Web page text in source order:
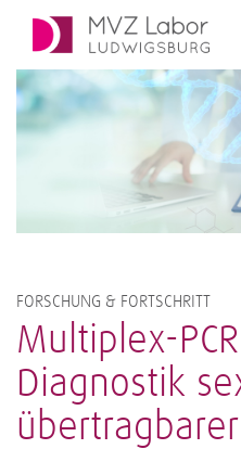
FORSCHUNG & FORTSCHRITT
Multiplex-
Diagnostik